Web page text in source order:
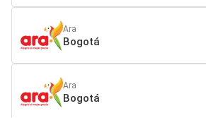
Ara
Bogotá
Ara
Bogotá